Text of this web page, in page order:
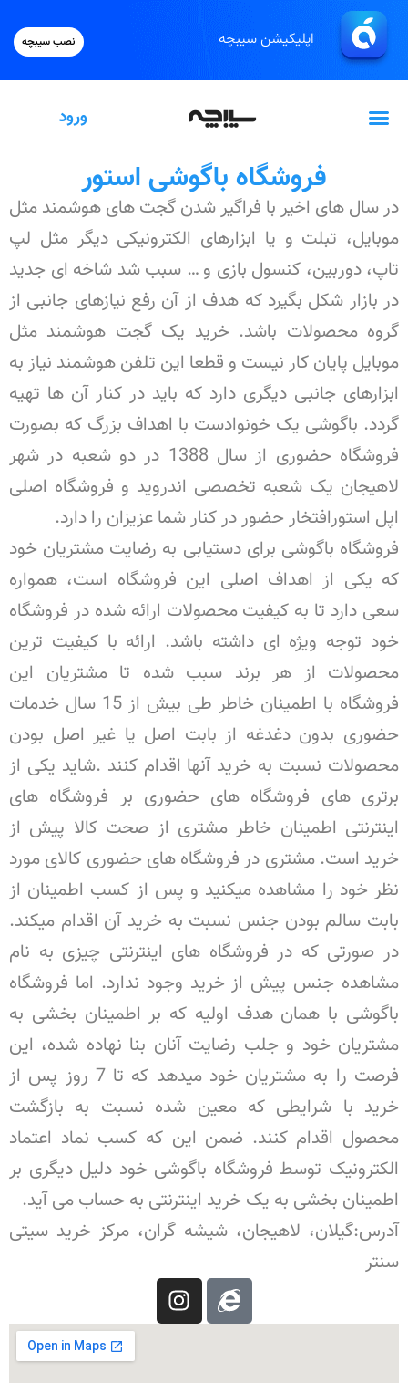
نصب سیبچه اپلیکیشن سیبچه
ورود
فروشگاه باگوشی استور
در سال های اخیر با فراگیر شدن گجت های هوشمند مثل
موبایل، تبلت و یا ابزارهای الکترونیکی دیگر مثل لپ
تاپ، دوربین، کنسول بازی و … سبب شد شاخه ای جدید
در بازار شکل بگیرد که هدف از آن رفع نیازهای جانبی از
گروه محصولات باشد. خرید یک گجت هوشمند مثل
موبایل پایان کار نیست و قطعا این تلفن هوشمند نیاز به
ابزارهای جانبی دیگری دارد که باید در کنار آن ها تهیه
گردد. باگوشی یک خونوادست با اهداف بزرگ که بصورت
فروشگاه حضوری از سال 1388 در دو شعبه در شهر
لاهیجان یک شعبه تخصصی اندروید و فروشگاه اصلی
اپل استورافتخار حضور در کنار شما عزیزان را دارد.
فروشگاه باگوشی برای دستیابی به رضایت مشتریان خود
که یکی از اهداف اصلی این فروشگاه است، همواره
سعی دارد تا به کیفیت محصولات ارائه شده در فروشگاه
خود توجه ویژه ای داشته باشد. ارائه با کیفیت ترین
محصولات از هر برند سبب شده تا مشتریان این
فروشگاه با اطمینان خاطر طی بیش از 15 سال خدمات
حضوری بدون دغدغه از بابت اصل یا غیر اصل بودن
محصولات نسبت به خرید آنها اقدام کنند .شاید یکی از
برتری های فروشگاه های حضوری بر فروشگاه های
اینترنتی اطمینان خاطر مشتری از صحت کالا پیش از
خرید است. مشتری در فروشگاه های حضوری کالای مورد
نظر خود را مشاهده میکنید و پس از کسب اطمینان از
بابت سالم بودن جنس نسبت به خرید آن اقدام میکند.
در صورتی که در فروشگاه های اینترنتی چیزی به نام
مشاهده جنس پیش از خرید وجود ندارد. اما فروشگاه
باگوشی با همان هدف اولیه که بر اطمینان بخشی به
مشتریان خود و جلب رضایت آنان بنا نهاده شده، این
فرصت را به مشتریان خود میدهد که تا 7 روز پس از
خرید با شرایطی که معین شده نسبت به بازگشت
محصول اقدام کنند. ضمن این که کسب نماد اعتماد
الکترونیک توسط فروشگاه باگوشی خود دلیل دیگری بر
اطمینان بخشی به یک خرید اینترنتی به حساب می آید.
آدرس:گیلان، لاهیجان، شیشه گران، مرکز خرید سیتی
سنتر